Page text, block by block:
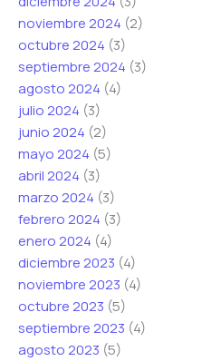
noviembre 2024 (2)
octubre 2024 (3)
septiembre 2024 (3)
agosto 2024 (4)
julio 2024 (3)
junio 2024 (2)
mayo 2024 (5)
abril 2024 (3)
marzo 2024 (3)
febrero 2024 (3)
enero 2024 (4)
diciembre 2023 (4)
noviembre 2023 (4)
octubre 2023 (5)
septiembre 2023 (4)
agosto 2023 (5)